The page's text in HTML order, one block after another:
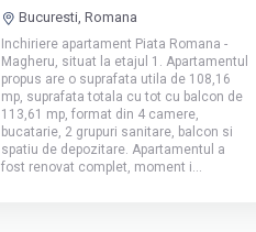
Bucuresti, Romana
Inchiriere apartament Piata Romana -
Magheru, situat la etajul 1. Apartamentul
propus are o suprafata utila de 108,16
mp, suprafata totala cu tot cu balcon de
113,61 mp, format din 4 camere,
bucatarie, 2 grupuri sanitare, balcon si
spatiu de depozitare. Apartamentul a
fost renovat complet, moment i...